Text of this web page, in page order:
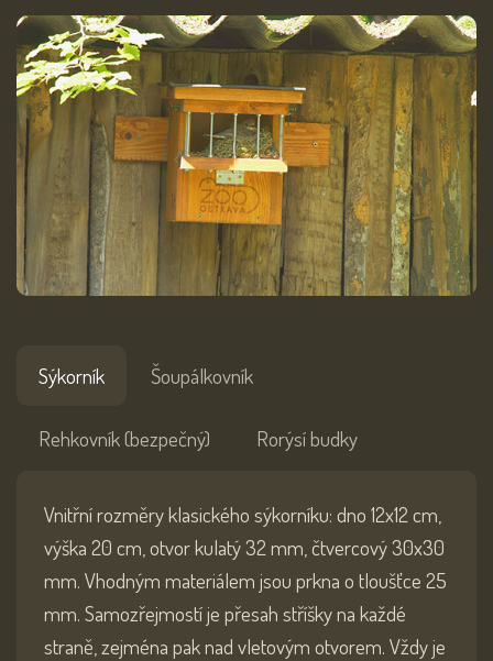
Sýkorník Šoupálkovník
Rehkovník (bezpečný) Rorýsí budky
Vnitřní rozměry klasického sýkorníku: dno 12x12 cm,
výška 20 cm, otvor kulatý 32 mm, čtvercový 30x30
mm. Vhodným materiálem jsou prkna o tloušťce 25
mm. Samozřejmostí je přesah stříšky na každé
straně, zejména pak nad vletovým otvorem. Vždy je